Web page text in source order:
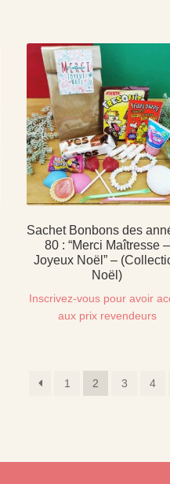
Sachet Bonbons des
80 : “Merci Maîtresse –
Joyeux Noël” –
Noël)
Inscrivez-vous pour avoir
aux prix revendeurs
1 2 3 4